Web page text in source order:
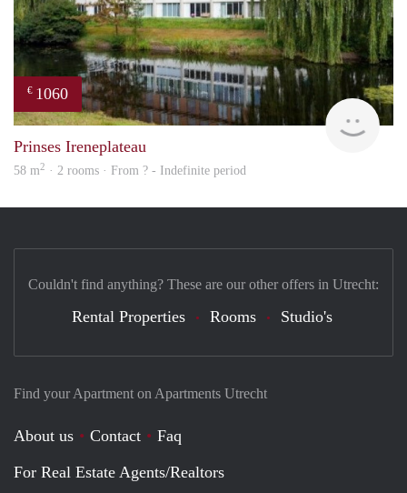
€ 1060
rent
Prinses Ireneplateau
58 m2 · 2 rooms · From ? - Indefinite period
Find your Apartment on Apartments Utrecht
About us Contact
Faq
For Real Estate Agents/Realtors
Couldn't find anything? These are our other offers in Utrecht:
Rental Properties Rooms Studio's